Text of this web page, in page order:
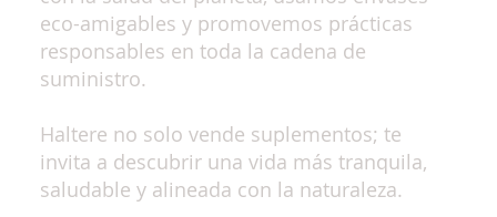
eco-amigables y promovemos prácticas
responsables en toda la cadena de
suministro.
Haltere no solo vende suplementos; te
invita a descubrir una vida más tranquila,
saludable y alineada con la naturaleza.